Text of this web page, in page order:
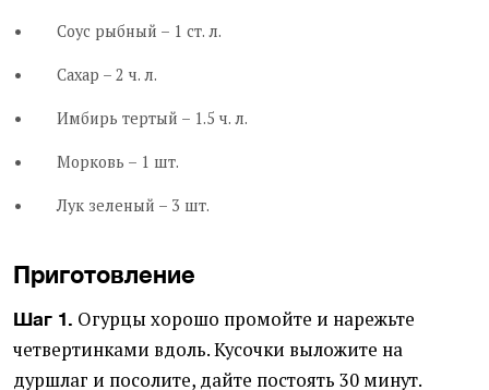
Соус рыбный – 1 ст. л.
Сахар – 2 ч. л.
Имбирь тертый – 1.5 ч. л.
Морковь – 1 шт.
Лук зеленый – 3 шт.
Приготовление
Шаг 1. Огурцы хорошо промойте и нарежьте
четвертинками вдоль. Кусочки выложите на
дуршлаг и посолите, дайте постоять 30 минут.